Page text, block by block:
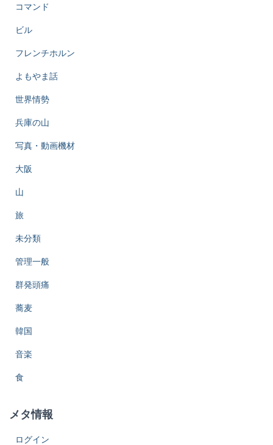
コマンド
ビル
フレンチホルン
よもやま話
世界情勢
兵庫の山
写真・動画機材
大阪
山
旅
未分類
管理一般
群発頭痛
蕎麦
韓国
音楽
食
メタ情報
ログイン